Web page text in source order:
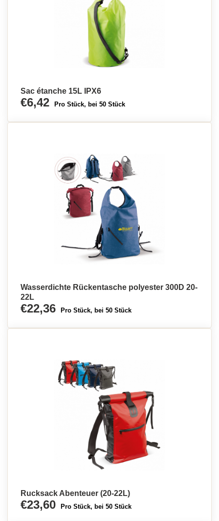
Sac étanche 15L IPX6
€6,42 Pro Stück, bei 50 Stück
Wasserdichte Rückentasche polyester 300D 20-
22L
€22,36 Pro Stück, bei 50 Stück
Rucksack Abenteuer (20-22L)
€23,60 Pro Stück, bei 50 Stück